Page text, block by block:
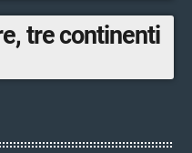
tre continenti